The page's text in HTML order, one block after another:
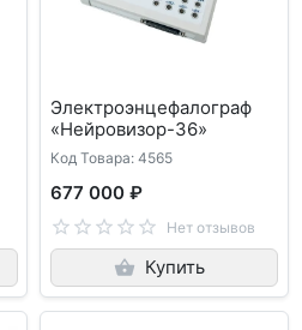
Электроэнцефалограф
«Нейровизор-36»
Код Товара: 4565
677 000 ₽
Нет отзывов
Купить